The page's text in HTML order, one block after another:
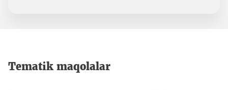
Tematik maqolalar